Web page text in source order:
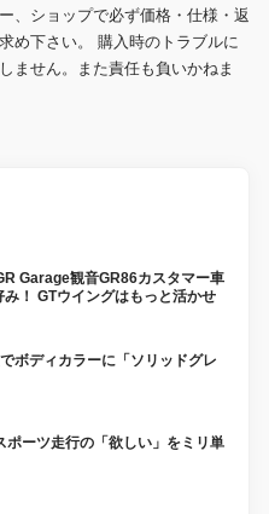
、ショップで必ず価格・仕様・返
め下さい。 購入時のトラブルに
ません。また責任も負いかねま
Garage観音GR86カスタマー車
！ GTウイングはもっと活かせ
ボディカラーに「ソリッドグレ
ポーツ走行の「欲しい」をミリ単